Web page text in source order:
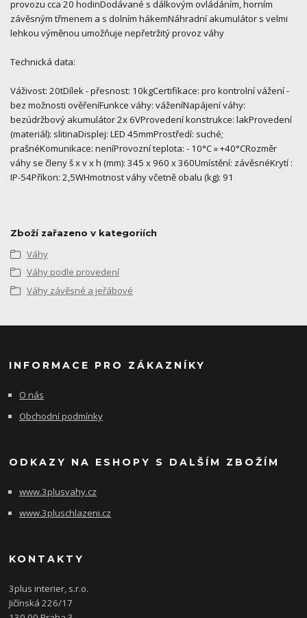
provozu cca 20 hodinDodávané s dálkovým ovládáním, horním
závěsným třmenem a s dolním hákemNáhradní akumulátor s velmi
lehkou výměnou umožňuje nepřetržitý provoz váhy
Technická data:
Váživost: 20tDílek - přesnost: 10kgCertifikace: pro kontrolní vážení -
bez možnosti ověřeníFunkce váhy: váženíNapájení váhy:
bezúdržbový akumulátor 2x 6VProvedení konstrukce: lakProvedení
(materiál): slitinaDisplej: LED 45mmProstředí: suché;
prašnéKomunikace: neníProvozní teplota: - 10°C » +40°CRozměr
váhy se členy š x v x h (mm): 345 x 960 x 360Umístění: závěsnéKrytí :
IP-54Příkon: 2,5WHmotnost váhy včetně obalu (kg): 91
Zboží zařazeno v kategoriích
Váhy
Váhy podle provedení
Váhy závěsné a jeřábové
INFORMACE PRO ZÁKAZNÍKY
O nás
Obchodní podmínky
ODKAZY NA ESHOPY S DALŠÍM ZBOŽÍM
www.3plusvahy.cz
www.3pluschlazeni.cz
KONTAKTY
3plus interier, s.r.o.
Jičínská 226/17